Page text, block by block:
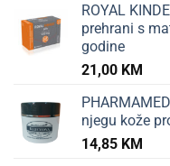
ROYAL
prehrani s
godine
21,00 KM
njegu kože
14,85 KM